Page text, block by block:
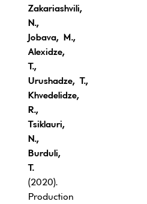
Zakariashvili,
N.,
Jobava, M.,
Alexidze,
T.,
Urushadze, T.,
Khvedelidze,
R.,
Tsiklauri,
N.,
Burduli,
T.
(2020).
Production